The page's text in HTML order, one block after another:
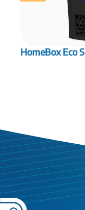
HomeBox Eco S